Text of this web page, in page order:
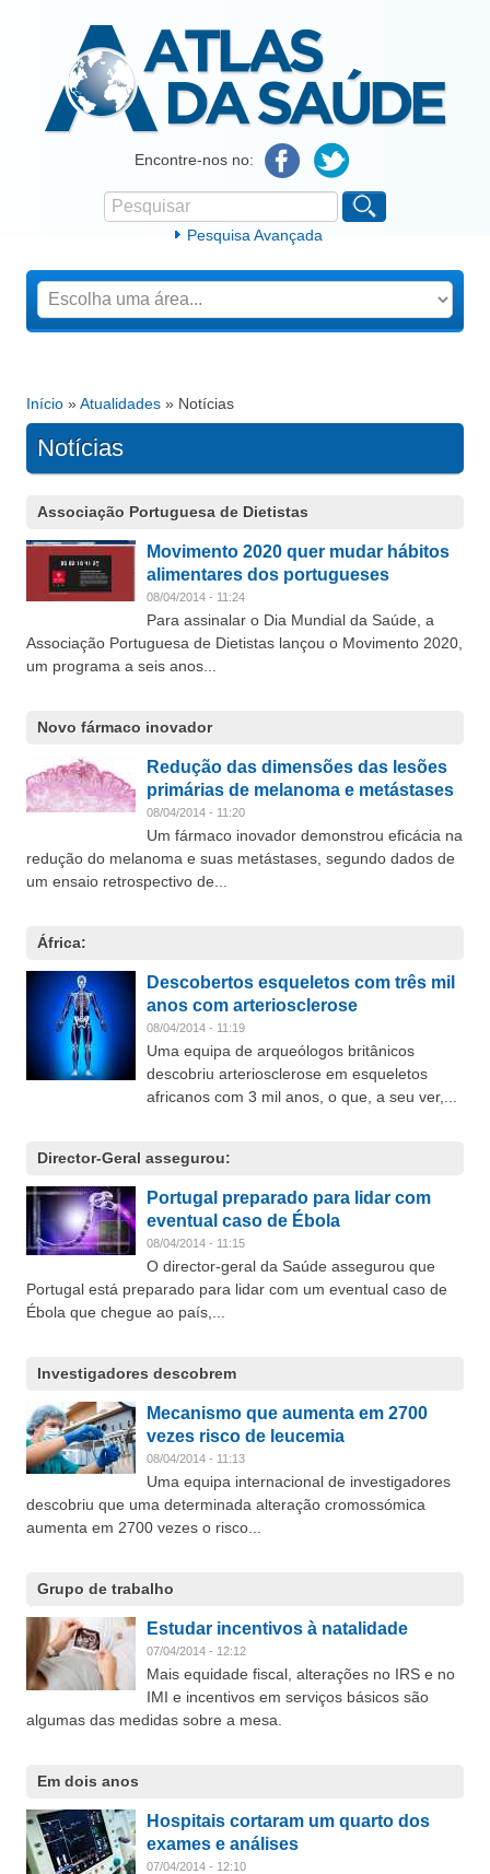
Atlas da SaúdeEncontre-nos no:
Formulário de procura
Pesquisar
Pesquisa Avançada
Está aqui
Início »Atualidades » Notícias
Notícias
Associação Portuguesa de Dietistas
Movimento 2020 quer mudar hábitos
alimentares dos portugueses
08/04/2014 - 11:24
Para assinalar o Dia Mundial da Saúde, a
Associação Portuguesa de Dietistas lançou o Movimento 2020,
um programa a seis anos...
Novo fármaco inovador
Redução das dimensões das lesões
primárias de melanoma e metástases
08/04/2014 - 11:20
Um fármaco inovador demonstrou eficácia na
redução do melanoma e suas metástases, segundo dados de
um ensaio retrospectivo de...
África:
Descobertos esqueletos com três mil
anos com arteriosclerose
08/04/2014 - 11:19
Uma equipa de arqueólogos britânicos
descobriu arteriosclerose em esqueletos
africanos com 3 mil anos, o que, a seu ver,...
Director-Geral assegurou:
Portugal preparado para lidar com
eventual caso de Ébola
08/04/2014 - 11:15
O director-geral da Saúde assegurou que
Portugal está preparado para lidar com um eventual caso de
Ébola que chegue ao país,...
Investigadores descobrem
Mecanismo que aumenta em 2700
vezes risco de leucemia
08/04/2014 - 11:13
Uma equipa internacional de investigadores
descobriu que uma determinada alteração cromossómica
aumenta em 2700 vezes o risco...
Grupo de trabalho
Estudar incentivos à natalidade
07/04/2014 - 12:12
Mais equidade fiscal, alterações no IRS e no
IMI e incentivos em serviços básicos são
algumas das medidas sobre a mesa.
Em dois anos
Hospitais cortaram um quarto dos
exames e análises
07/04/2014 - 12:10